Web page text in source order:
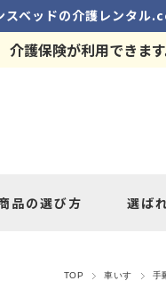
スベッドの介護レンタル
介護保険が利用できま
品の選び方 選ば
TOP 車いす 手